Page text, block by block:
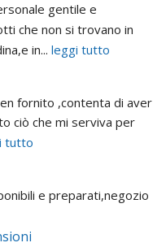
gentile e
che non si trovano in
in... leggi tutto
fornito ,contenta di aver
ciò che mi serviva per
tutto
e preparati,negozio